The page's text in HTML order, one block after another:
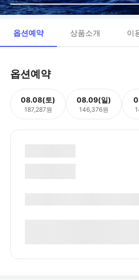
옵션예약 상품소개 이
옵션예약
08.08(토)
187,287원
08.09(일)
146,376원